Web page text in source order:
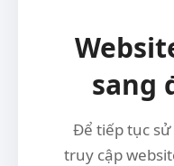
sang
Để tiếp tục
truy cập